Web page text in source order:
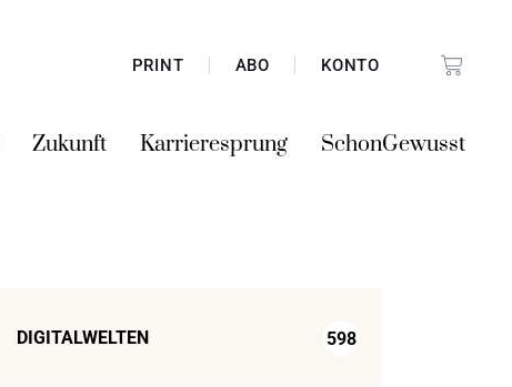
PRINT ABO KONTO
Zukunft Karrieresprung SchonGewusst
DIGITALWELTEN 598